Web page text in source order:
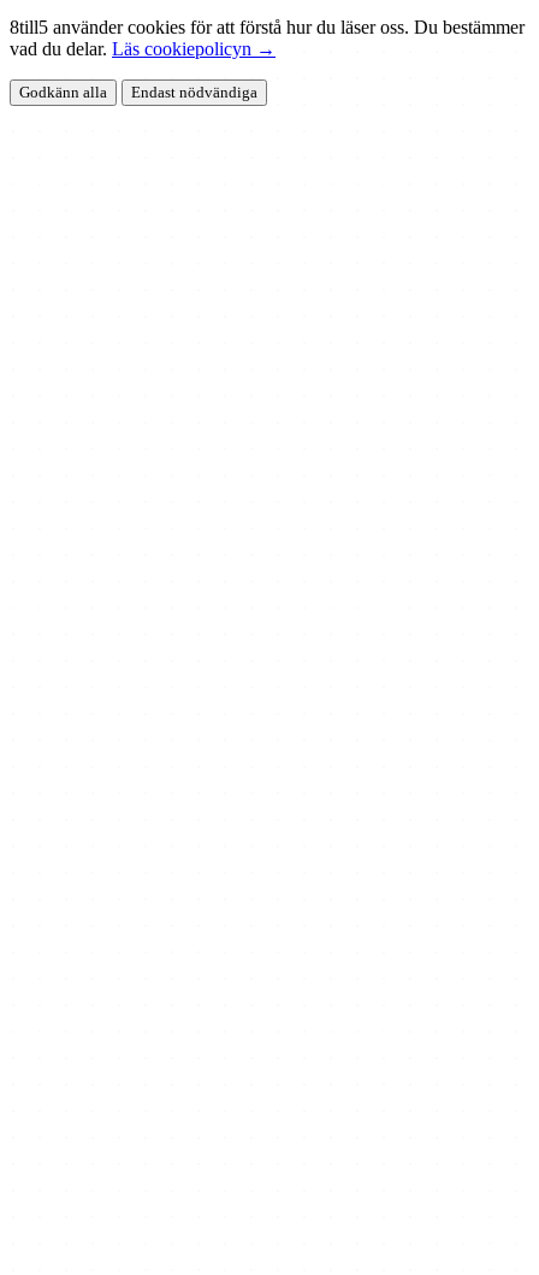
8till5 använder cookies för att förstå hur du läser oss. Du bestämmer
vad du delar. Läs cookiepolicyn →
Godkänn alla Endast nödvändiga